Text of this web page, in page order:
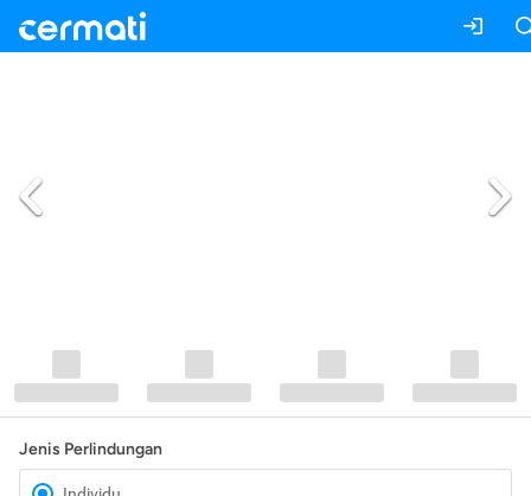
Jenis Perlindungan